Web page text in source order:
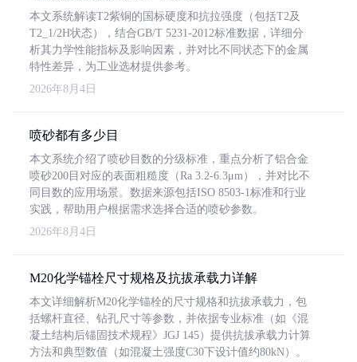
本文系统解读T2紫铜的国标硬度和抗拉强度（包括T2及
T2_1/2H状态），结合GB/T 5231-2012标准数据，详细分
析其力学性能指标及影响因素，并对比不同状态下的金属
特性差异，为工业选材提供参考。
2026年8月4日
喷砂都有多少目
本文系统介绍了喷砂目数的分级标准，重点分析了铝合金
喷砂200目对应的表面粗糙度（Ra 3.2-6.3μm），并对比不
同目数的应用场景。数据来源包括ISO 8503-1标准和行业
实践，帮助用户根据需求选择合适的喷砂参数。
2026年8月4日
M20化学锚栓尺寸规格及抗拔承载力详解
本文详细解析M20化学锚栓的尺寸规格和抗拔承载力，包
括螺杆直径、钻孔尺寸等参数，并依据专业标准（如《混
凝土结构后锚固技术规程》JGJ 145）提供抗拔承载力计算
方法和典型数值（如混凝土强度C30下设计值约80kN）。